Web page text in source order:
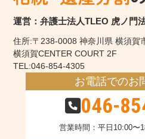
運営：弁護士法人TLEO 虎ノ門
住所:〒238-0008 神奈川県 横須賀
横須賀CENTER COURT 2F
TEL:046-854-4305
お電話でのお
046-
営業時間：平日10:00〜